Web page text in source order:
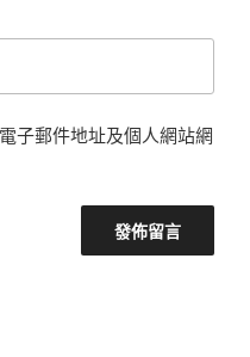
子郵件地址及個人網站網